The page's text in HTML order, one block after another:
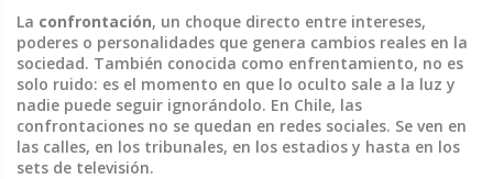
La confrontación, un choque directo entre intereses,
poderes o personalidades que genera cambios reales en la
sociedad. También conocida como enfrentamiento, no es
solo ruido: es el momento en que lo oculto sale a la luz y
nadie puede seguir ignorándolo. En Chile, las
confrontaciones no se quedan en redes sociales. Se ven en
las calles, en los tribunales, en los estadios y hasta en los
sets de televisión.